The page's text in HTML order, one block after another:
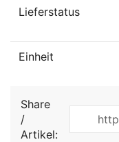
Lieferstatus
Einheit
Share
/
Artikel: